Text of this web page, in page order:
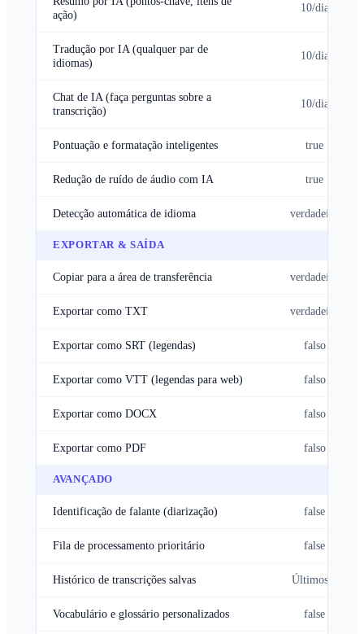
ação)
10/dia
Tradução por IA (qualquer par de
idiomas)
10/dia
Chat de IA (faça perguntas sobre a
transcrição)
10/dia
Pontuação e formatação inteligentes true
Redução de ruído de áudio com IA true
Detecção automática de idioma verdadeiro
EXPORTAR & SAÍDA
Copiar para a área de transferência verdadeiro
Exportar como TXT verdadeiro
Exportar como SRT (legendas) falso
Exportar como VTT (legendas para web) falso
Exportar como DOCX falso
Exportar como PDF falso
AVANÇADO
Identificação de falante (diarização) false
Fila de processamento prioritário false
Histórico de transcrições salvas Últimos 3
Vocabulário e glossário personalizados false